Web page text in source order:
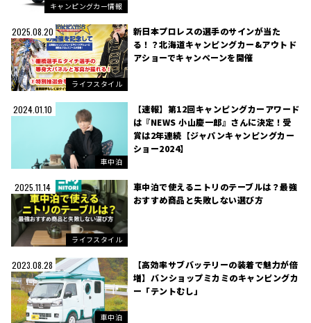
キャンピングカー情報
2025.08.20
ライフスタイル
新日本プロレスの選手のサインが当た
る！？北海道キャンピングカー&アウトド
アショーでキャンペーンを開催
2024.01.10
車中泊
【速報】第12回キャンピングカーアワード
は『NEWS 小山慶一郎』さんに決定！受
賞は2年連続【ジャパンキャンピングカー
ショー2024】
2025.11.14
ライフスタイル
車中泊で使えるニトリのテーブルは？最強
おすすめ商品と失敗しない選び方
2023.08.28
車中泊
【高効率サブバッテリーの装着で魅力が倍
増】バンショップミカミのキャンピングカ
ー「テントむし」